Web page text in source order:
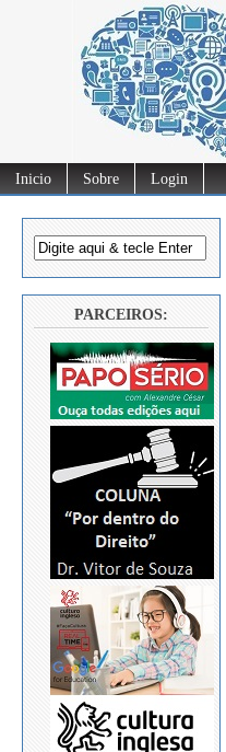
Inicio Sobre Login
PARCEIROS: